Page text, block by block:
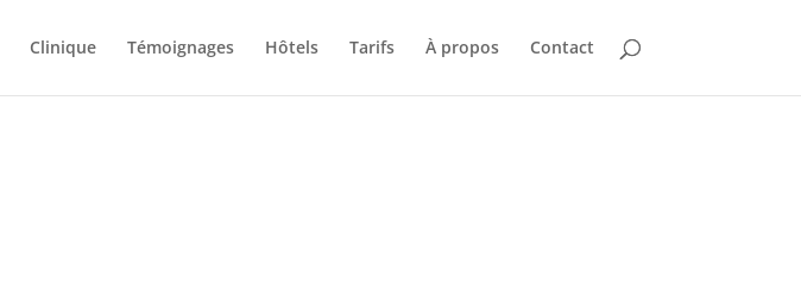
Clinique Témoignages Hôtels Tarifs À propos Contact